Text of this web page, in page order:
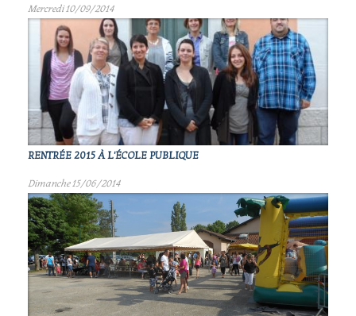
Mercredi 10/09/2014
RENTRÉE 2015 À L'ÉCOLE PUBLIQUE
Dimanche 15/06/2014